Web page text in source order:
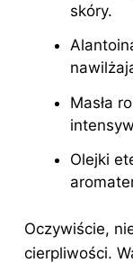
skóry.
Masła
Olejki
Oczywiście,
cierpliwości.